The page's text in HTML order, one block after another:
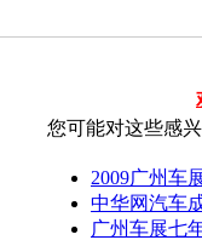
您可能对这些感兴
2009广州车
中华网汽车
广州车展七